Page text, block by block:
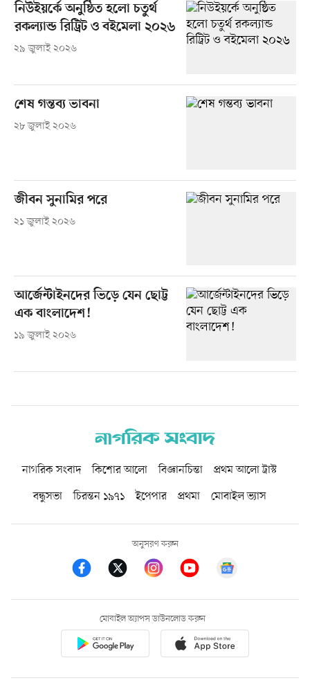
নিউইয়র্কে অনুষ্ঠিত হলো চতুর্থ
রকল্যান্ড রিট্রিট ও বইমেলা ২০২৬
২৯ জুলাই ২০২৬
শেষ গন্তব্য ভাবনা
২৮ জুলাই ২০২৬
জীবন সুনামির পরে
২১ জুলাই ২০২৬
আর্জেন্টাইনদের ভিড়ে যেন ছোট্ট
এক বাংলাদেশ!
১৯ জুলাই ২০২৬
নাগরিক সংবাদ কিশোর আলো বিজ্ঞানচিন্তা
প্রথম আলো ট্রাস্ট
বন্ধুসভা
চিরন্তন ১৯৭১ ইপেপার প্রথমা মোবাইল ভ্যাস
অনুসরণ করুন
মোবাইল অ্যাপস ডাউনলোড করুন